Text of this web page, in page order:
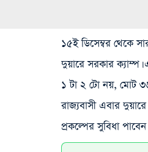
১৫ই ডিসেম্বর থেকে
দুয়ারে সরকার
১ টা ২ টো নয়, মোট
রাজ্যবাসী এবার
প্রকল্পের সুবিধা পাবেন।